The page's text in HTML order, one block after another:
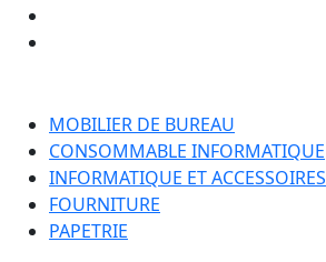
MOBILIER DE BUREAU
CONSOMMABLE INFORMATIQUE
INFORMATIQUE ET ACCESSOIRES
FOURNITURE
PAPETRIE